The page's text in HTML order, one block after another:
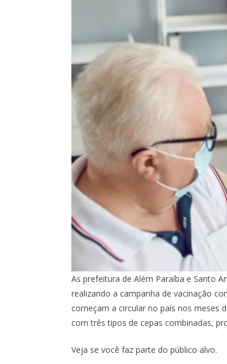
As prefeitura de Além Paraíba e Santo
realizando a campanha de vacinação
começam a circular no país nos meses
com três tipos de cepas combinadas,
Veja se você faz parte do público alvo.